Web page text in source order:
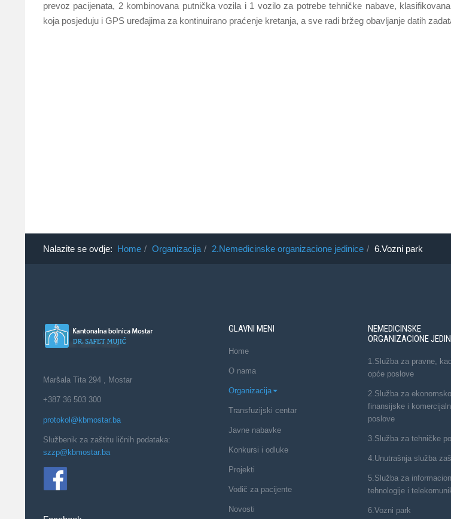
prevoz pacijenata, 2 kombinovana putnička vozila i 1 vozilo za potrebe tehničke nabave,
koja posjeduju i GPS uređajima za kontinuirano praćenje kretanja, a sve radi bržeg obavljanje datih
Nalazite se ovdje: Home Organizacija 2.Nemedicinske organizacione jedinice 6.Vozni park
Maršala Tita 294 , Mostar
+387 36 503 300
protokol@kbmostar.ba
Službenik za zaštitu ličnih podataka:
szzp@kbmostar.ba
GLAVNI MENI
Home
O nama
Organizacija
Transfuzijski centar
Javne nabavke
Konkursi i odluke
Projekti
Vodič za pacijente
Novosti
NEMEDICINSKE
ORGANIZACIONE
1.Služba za pravne,
opće poslove
2.Služba za
finansijske i
poslove
3.Služba za tehničke
4.Unutrašnja služba
5.Služba za
tehnologije i
6.Vozni park